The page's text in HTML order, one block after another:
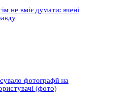
не вміє думати: вчені
фотографії на
(фото)